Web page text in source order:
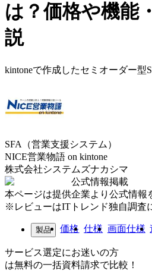
は？価格や機能
説
kintoneで作成したセミオーダー型
SFA（営業支援システム）
NICE営業物語 on kintone
株式会社システムズナカシマ
公式情報掲載
本ページは提供企業より公式情報
※レビューはITトレンド独自調査
製品 価格 仕様 画面仕様
サービス選定にお迷いの方
は無料の一括資料請求で比較！